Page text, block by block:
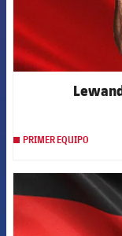
PRIMER EQUIPO